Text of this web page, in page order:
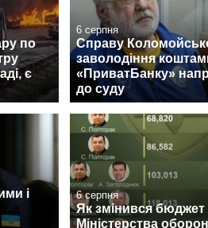
по
є
6 серпня
Справу
заволодіння
«ПриватБанку»
до суду
і
6 серпня
Як змінився бюджет
Міністерства